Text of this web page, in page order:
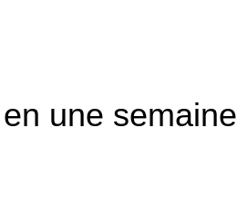
une semaine